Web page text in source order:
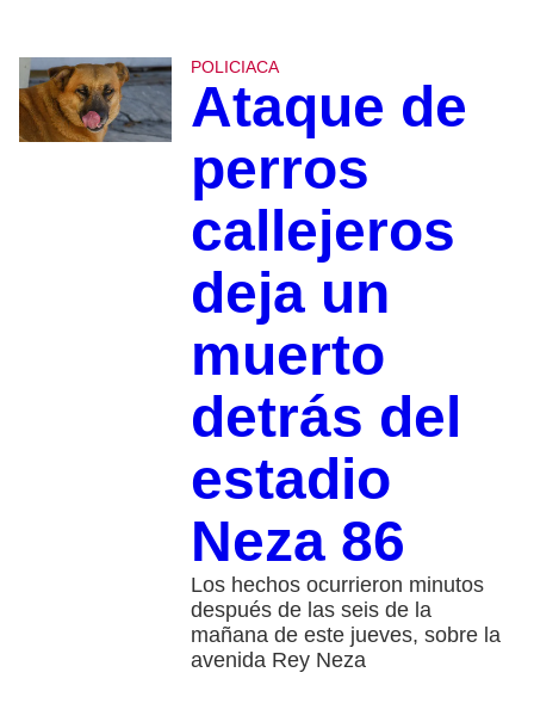
POLICIACA
Ataque de
perros
callejeros
deja un
muerto
detrás del
estadio
Neza 86
Los hechos ocurrieron minutos
después de las seis de la
mañana de este jueves, sobre la
avenida Rey Neza